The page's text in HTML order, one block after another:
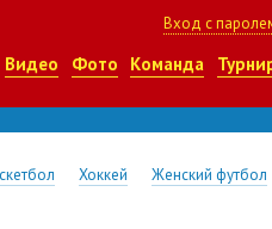
Вход с
Видео Фото Команда
Хоккей Женский футбол